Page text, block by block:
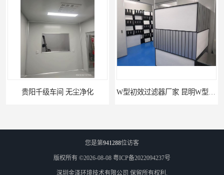
贵阳千级车间 无尘净化
您是第941288位访客
版权所有 ©2026-08-08 粤ICP备2022094237号
深圳金泽环境技术有限公司 保留所有权利.